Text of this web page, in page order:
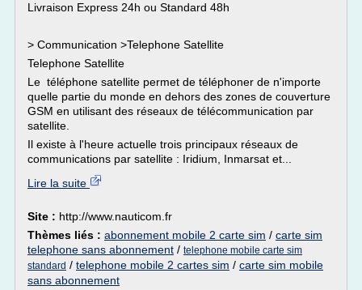
Livraison Express 24h ou Standard 48h
> Communication >Telephone Satellite
Telephone Satellite
Le téléphone satellite permet de téléphoner de n'importe
quelle partie du monde en dehors des zones de couverture
GSM en utilisant des réseaux de télécommunication par
satellite.
Il existe à l'heure actuelle trois principaux réseaux de
communications par satellite : Iridium, Inmarsat et...
Lire la suite
Site : http://www.nauticom.fr
Thèmes liés : abonnement mobile 2 carte sim / carte sim
telephone sans abonnement / telephone mobile carte sim
standard / telephone mobile 2 cartes sim / carte sim mobile
sans abonnement